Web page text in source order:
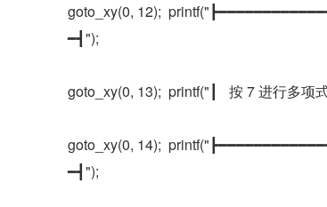
goto_xy(0, 12);
━┫");
goto_xy(0, 13);  printf("┃   按 7 进行多
goto_xy(0, 14);
━┫");